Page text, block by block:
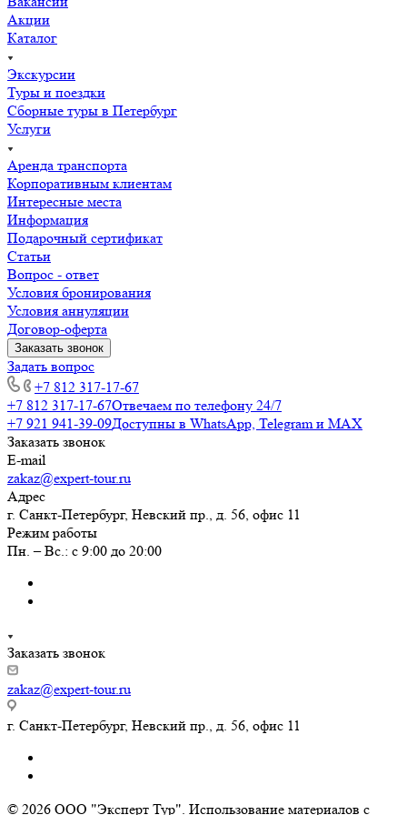
Акции
Каталог
Экскурсии
Туры и поездки
Сборные туры в Петербург
Услуги
Аренда транспорта
Корпоративным клиентам
Интересные места
Информация
Подарочный сертификат
Статьи
Вопрос - ответ
Условия бронирования
Условия аннуляции
Договор-оферта
Заказать звонок
Задать вопрос
+7 812 317-17-67
+7 812 317-17-67Отвечаем по телефону 24/7
+7 921 941-39-09Доступны в WhatsApp, Telegram и MAX
Заказать звонок
E-mail
zakaz@expert-tour.ru
Адрес
г. Санкт-Петербург, Невский пр., д. 56, офис 11
Режим работы
Пн. – Вс.: с 9:00 до 20:00
Заказать звонок
zakaz@expert-tour.ru
г. Санкт-Петербург, Невский пр., д. 56, офис 11
© 2026 ООО "Эксперт Тур". Использование материалов с